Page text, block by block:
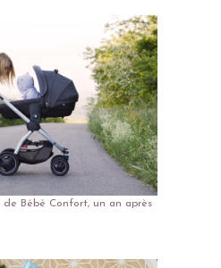
Bébé Confort, un an après